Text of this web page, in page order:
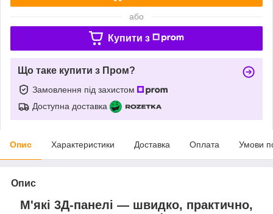
або
Купити з
Що таке купити з Пром?
Замовлення під захистом
Доступна доставка
Опис Характеристики Доставка Оплата Умови
Опис
М'які 3Д-панелі — швидко, практично,